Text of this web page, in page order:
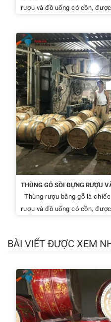
rượu và đồ uống có cồn,
THÙNG GỖ SỒI ĐỰNG RƯỢU
Thùng rượu bằng gỗ là
rượu và đồ uống có cồn,
BÀI VIẾT ĐƯỢC XEM